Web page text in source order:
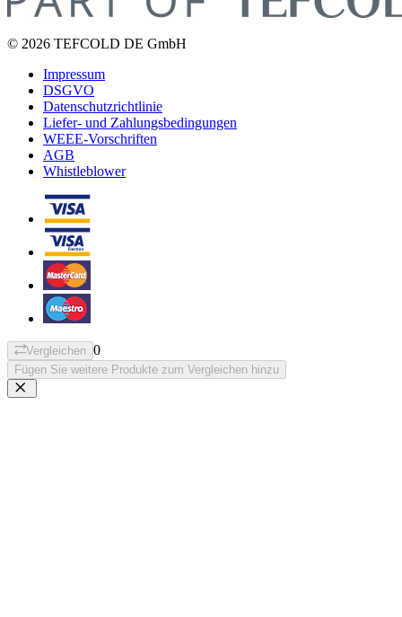
© 2026 TEFCOLD DE GmbH
Impressum
DSGVO
Datenschutzrichtlinie
Liefer- und Zahlungsbedingungen
WEEE-Vorschriften
AGB
Whistleblower
Vergleichen 0
Fügen Sie weitere Produkte zum Vergleichen hinzu